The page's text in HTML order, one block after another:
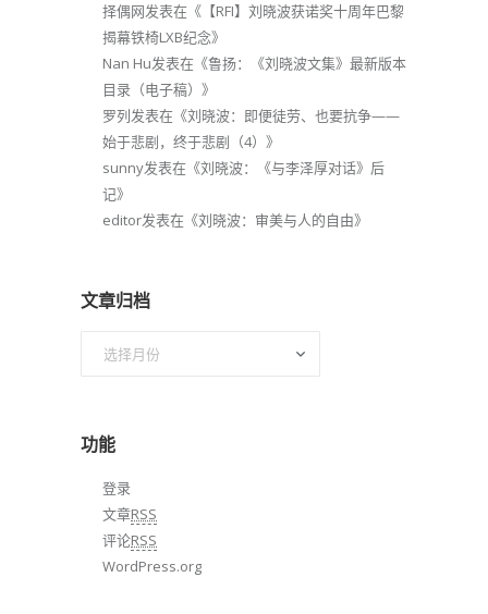
择偶网发表在《 【RFI】刘晓波获诺奖十周年巴黎
揭幕铁椅LXB纪念》
Nan Hu发表在《鲁扬：《刘晓波文集》最新版本
目录（电子稿） 》
罗列发表在《刘晓波：即便徒劳、也要抗争——
始于悲剧，终于悲剧（4） 》
sunny发表在《刘晓波：《与李泽厚对话》后
记》
editor发表在《刘晓波：审美与人的自由》
文章归档
功能
登录
文章RSS
评论RSS
WordPress.org